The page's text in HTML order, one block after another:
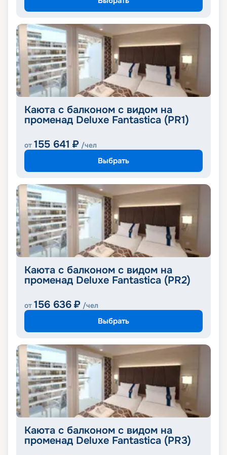
Каюта с балконом с видом на
променад Deluxe Fantastica (PR1)
от 155 641 ₽ /чел
Выбрать
Каюта с балконом с видом на
променад Deluxe Fantastica (PR2)
от 156 636 ₽ /чел
Выбрать
Каюта с балконом с видом на
променад Deluxe Fantastica (PR3)